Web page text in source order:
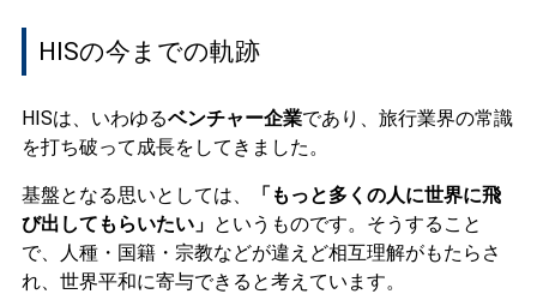
HISの今までの軌跡
HISは、いわゆるベンチャー企業であり、旅行業界の常識
を打ち破って成長をしてきました。
基盤となる思いとしては、
「もっと多くの人に世界に飛
び出してもらいたい」 というものです。そうすること
で、人種・国籍・宗教などが違えど相互理解がもたらさ
れ、世界平和に寄与できると考えています。